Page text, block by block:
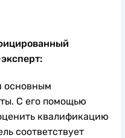
основным
С его помощью
квалификацию
соответствует